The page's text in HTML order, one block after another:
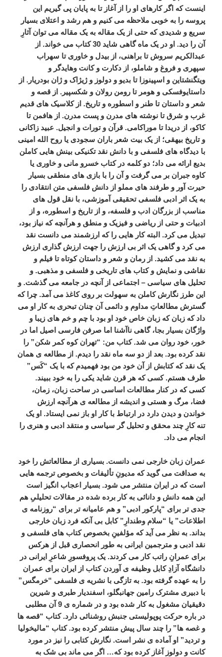
اینست که اگر کارهای او را از آغاز تا به پایان پی گیریم این
پروسه را به خوبی ملاحظه می کنیم و هم رشد و اعتلای بسیار
سریع و شدیدی که حتی از یک مقاله به یک مقاله می توان آثارِ
آن را دید. او در یک ماه گاهی شاید 30 کتاب می خواند. از
عبدالکریم سروش تا براهنی، از بیدل و خاوری تا سهراب
سپهری و فروغ و شاملو، از دکارت و کانت وهایدگر و
ویتگنشتاین و اسپینوزا تا بدیو و دولوز و ژیژاک و ژان بودریار. از
داستایوفسکی و هومر تا رومن رولان و شکسپیر. از قصه و
شعر و داستان تا طنر و اسطوره و تاریخ. از کلاسیک های قدیم
غرب و شرق تا نوشته های مدرن و پست مدرن. از هافمن تا
کاکو، از دریدا تا موراکامی.قرآن و تورات و انجیل. عبید زاکانی
و تاریخ بیهقی؛ از یک بیت شعر باران سجودی یا روح الله امینی
با دیدگاه های فلسفی و با دانش نقد تکنیکی بینش هایی کاملن
بدیع ارائه می داد؛ دو کلمه در کتاب خسرو مانی و خاوری یا
کاوه جبران بر می گرفت و آن را با بازی های منطقی بسیار
حیرت آور و طرفند های مملو از دانش فلسفی متن انتقادی را
به یک اثر ادبی فلسفی تحقیقی آموزشی، با نقل قول های
مناسب از بزرگان ادب و فلسفه، و از تاریخ و اسطوره، و از
ادبیات و حتی از ریاضی و فیزیک و منطق و هرآنچه که نیاز بود،
تبدیل می کرد. البته کار هایی را که ارزشمند می دانست نقد
می کرد و گاهی یک اثر بی ارزش را جهت ارزش گذاری ارزش
به نقد می کشید. از رمان و شعر و داستان کوتاه تا فیلم و
نقاشی و نمایش و کتاب های تاریخی و فلسفی و مذهبی.و
تحلیل های سیاسی – اجتماعی از آنچه در جامعه می گذشت.و
این طرز نگارش کاملن به سهولت بر روی کاغذ می آمد.چرا
که
گسترش مطالعاتِ مداوم و دائمی آن چنان تبحری به کار او می
داد که زبان که زبان خاص خود او بود با چم و خم های زیبا و
واژگان بسیار بجا، گاهی ناآشنا اما صرفن فارسی اصیل اما در
خور، خود روان می شد.کتاب من: “تهران کوه کمر شکن”را
نقد کرده بود.بعد از دو سه ماه نقد را دیدم. از مطالعه ی همان
یک نقد که کتابش از آن خود من بود فهمیدم که با یک “کَس”
طرف هستم.کسی که هر قرن شاید یکی را به خود ببیند.
کسی که در کنار مطالعات اساسی در ساحت زبان، زمان،
فضا، مرگ و هستی و اندیشه از مطالعه ی هرآنچه ارزش
خواندن و دیدن دارد در ارتباط با کار او باز نمی ایستاد. او یک
تنه کارِ چند محقق و تحلیل گر سیاسی و منتقد ادبی و هنری را
انجام می داد.
عمران زبان خارجی نمی دانست.بسیاری از مطالعاتش را
خود
به صداقت می گوید که مدیونِ تألیفات و بخصوص ترجمه هایی
است که در ایران منتشر می شود.بسیار اعجاب انگیز
است
این همه دانش و دانائی به کار برده شده در مقالات تحلیلیِ هم
جدی تر برای “پارکور ادبی”و هم عامیانه تر برای “روزنامه ی
اطلاعات”یا “سلام وطندارِ ”کابل بی آنکه فرد زبان خارجی
بداند.به نظر می آید که مؤلفینِ بخصوص کتاب های فلسفی و
نقد ادبی و مترجمین ایرانی به طور انحصاری قبل از هرکس
برای عمرانِ راتب کار می کردند.یک پروفسورِ شاعرِ ایرانی در
دانشگاه آزادِ کابل وظیفه ی آوردن کتاب از ایران برای عمران
را
به عهده گرفته بود.به تازگی با نشریه ی فلسفی “خرمگس”
با دبیری مشترک رامین جهانبگلو، اسفندیار طبری و شیرین
دقیقیان مشغول به کار شده بود و در شماره ی 9 آن مطلبی
در باره حرکت پوپولیستی جنبش روشنائی دارد.کتاب “قصه ها
و غصه ها”را چند سال پیش منتشر کرده بود.کتاب “مالیخولیا
و تردید” او آماده ی نشر است.نگارش کتابی را نیز در مورد
کانت و دولوز آغاز کرده بود که… اگر می ماند بی شک به